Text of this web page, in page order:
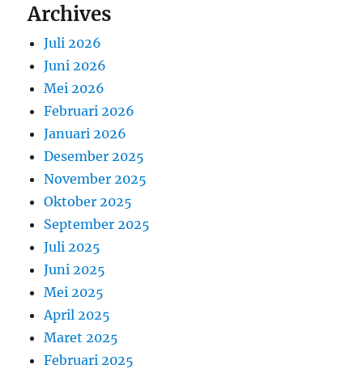
Archives
Juli 2026
Juni 2026
Mei 2026
Februari 2026
Januari 2026
Desember 2025
November 2025
Oktober 2025
September 2025
Juli 2025
Juni 2025
Mei 2025
April 2025
Maret 2025
Februari 2025